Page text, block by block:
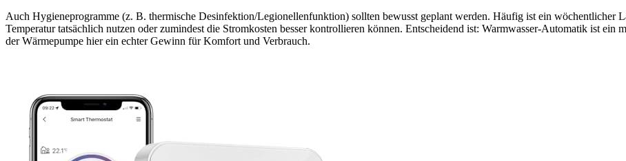
Auch Hygieneprogramme (z. B. thermische Desinfektion/Legionellenfunktion) sollten bewusst geplant werden. Häufig ist ein wöchentlicher
Temperatur tatsächlich nutzen oder zumindest die Stromkosten besser kontrollieren können. Entscheidend ist: Warmwasser-Automatik ist
der Wärmepumpe hier ein echter Gewinn für Komfort und Verbrauch.